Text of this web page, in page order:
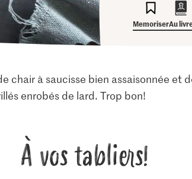
MemoriserAu
chair à saucisse bien assaisonnée et
enrobés de lard. Trop bon!
À vos tabliers!